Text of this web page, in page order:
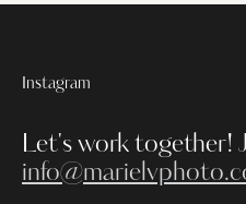
Instagram
Let's work together!